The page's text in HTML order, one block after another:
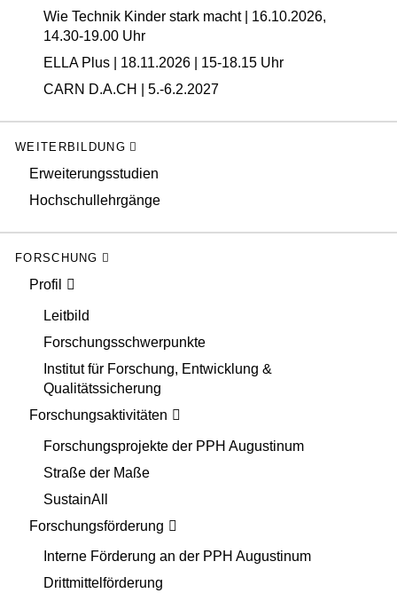
Wie Technik Kinder stark macht | 16.10.2026,
14.30-19.00 Uhr
ELLA Plus | 18.11.2026 | 15-18.15 Uhr
CARN D.A.CH | 5.-6.2.2027
WEITERBILDUNG
Erweiterungsstudien
Hochschullehrgänge
FORSCHUNG
Profil
Leitbild
Forschungsschwerpunkte
Institut für Forschung, Entwicklung &
Qualitätssicherung
Forschungsaktivitäten
Forschungsprojekte der PPH Augustinum
Straße der Maße
SustainAll
Forschungsförderung
Interne Förderung an der PPH Augustinum
Drittmittelförderung